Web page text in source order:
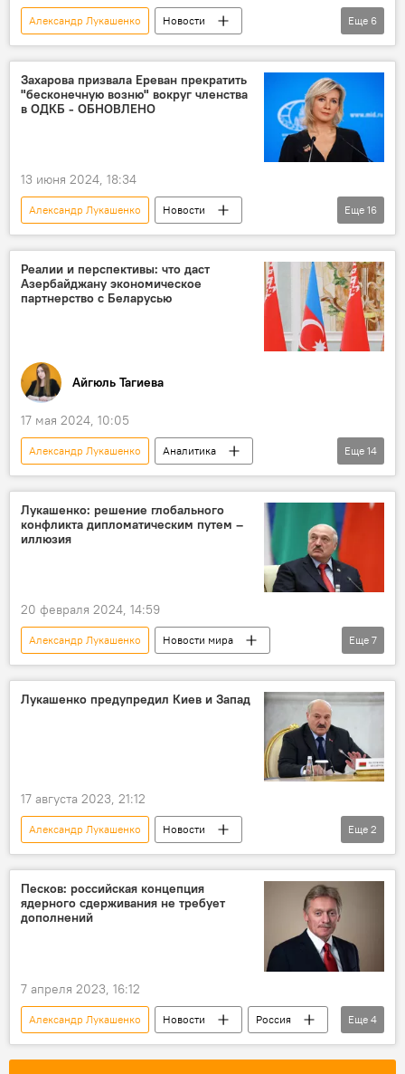
Александр Лукашенко
Новости
Азербайджан
Беларусь
Ильхам Алиев
Поздравление
Еще 6
Захарова призвала Ереван прекратить
"бесконечную возню" вокруг членства
в ОДКБ - ОБНОВЛЕНО
13 июня 2024, 18:34
Александр Лукашенко
Новости
Армения
Никол Пашинян
Заявление
Беларусь
Обвинения
Азербайджан
Политика
ЕАЭС
Еще 16
Реалии и перспективы: что даст
Азербайджану экономическое
партнерство с Беларусью
Айгюль Тагиева
17 мая 2024, 10:05
Александр Лукашенко
Аналитика
Азербайджан
Беларусь
Экономика
Сельское хозяйство
агропромышленный комплекс
удобрения
нацвалюты
эксперт Эмин Гарибли
Политика
Еще 14
Лукашенко: решение глобального
конфликта дипломатическим путем –
иллюзия
20 февраля 2024, 14:59
Александр Лукашенко
Новости мира
Беларусь
Политика
Запад
Польша
США
Разведка
Центральное разведывательное управление США (ЦРУ)
Еще 7
Лукашенко предупредил Киев и Запад
17 августа 2023, 21:12
Александр Лукашенко
Новости
Беларусь
Украина
Предупреждение
Еще 2
Песков: российская концепция
ядерного сдерживания не требует
дополнений
7 апреля 2023, 16:12
Александр Лукашенко Новости
Россия
Дмитрий Песков
Беларусь
Еще 4